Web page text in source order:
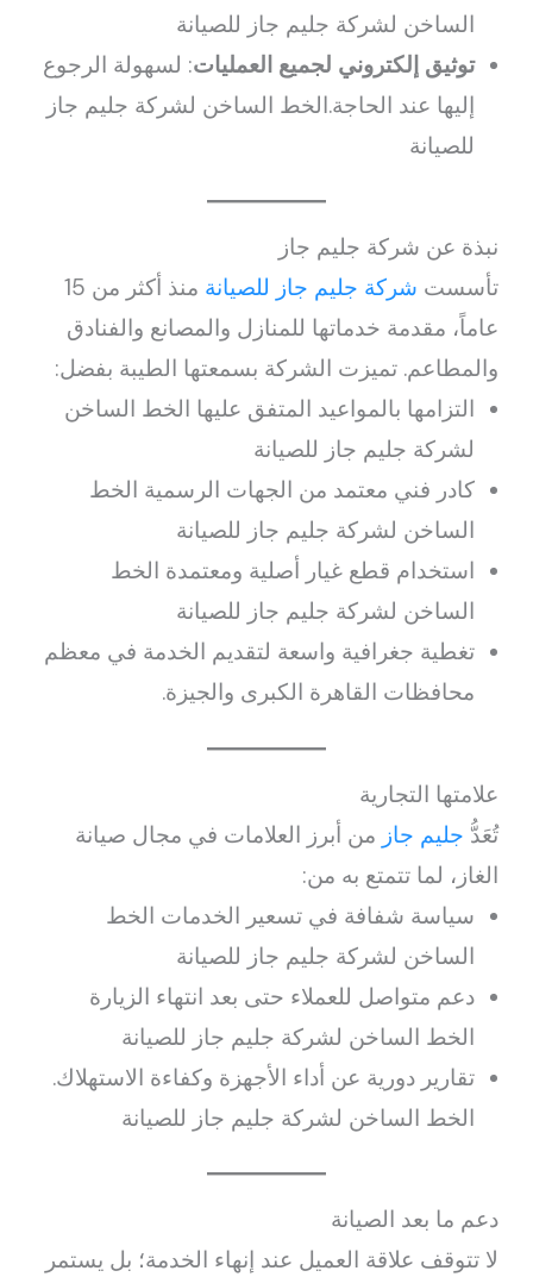
الساخن لشركة جليم جاز للصيانة
توثيق إلكتروني لجميع العمليات: لسهولة الرجوع
إليها عند الحاجة.الخط الساخن لشركة جليم جاز
للصيانة
نبذة عن شركة جليم جاز
تأسست شركة جليم جاز للصيانة
منذ أكثر من 15
عاماً، مقدمة خدماتها للمنازل والمصانع والفنادق
والمطاعم. تميزت الشركة بسمعتها الطيبة بفضل:
التزامها بالمواعيد المتفق عليها الخط الساخن
لشركة جليم جاز للصيانة
كادر فني معتمد من الجهات الرسمية الخط
الساخن لشركة جليم جاز للصيانة
استخدام قطع غيار أصلية ومعتمدة الخط
الساخن لشركة جليم جاز للصيانة
تغطية جغرافية واسعة لتقديم الخدمة في معظم
محافظات القاهرة الكبرى والجيزة.
علامتها التجارية
تُعَدُّ جليم جاز من أبرز العلامات في مجال صيانة
الغاز، لما تتمتع به من:
سياسة شفافة في تسعير الخدمات الخط
الساخن لشركة جليم جاز للصيانة
دعم متواصل للعملاء حتى بعد انتهاء الزيارة
الخط الساخن لشركة جليم جاز للصيانة
تقارير دورية عن أداء الأجهزة وكفاءة الاستهلاك.
الخط الساخن لشركة جليم جاز للصيانة
دعم ما بعد الصيانة
لا تتوقف علاقة العميل عند إنهاء الخدمة؛ بل يستمر